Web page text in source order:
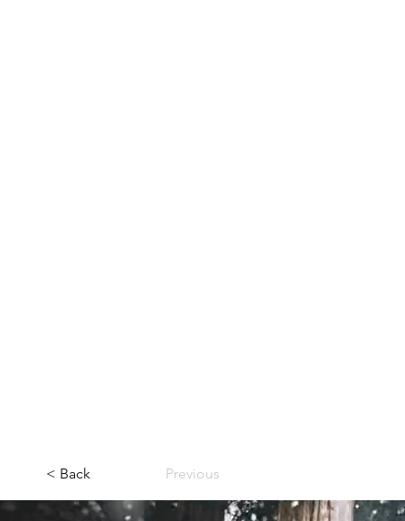
< Back Previous